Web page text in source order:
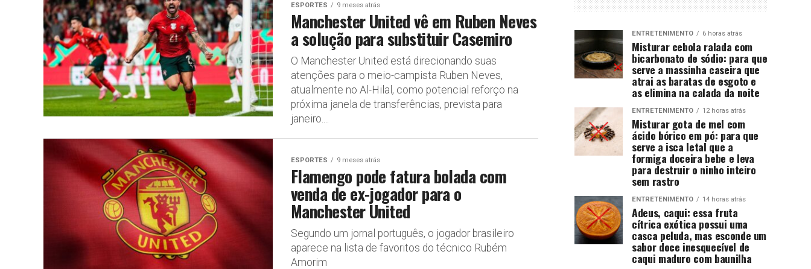
ESPORTES 9 meses atrás
Manchester United vê em Ruben Neves
a solução para substituir Casemiro
O Manchester United está direcionando suas
atenções para o meio-campista Ruben Neves,
atualmente no Al-Hilal, como potencial reforço na
próxima janela de transferências, prevista para
janeiro....
ESPORTES 9 meses atrás
Flamengo pode fatura bolada com
venda de ex-jogador para o
Manchester United
Segundo um jornal português, o jogador brasileiro
aparece na lista de favoritos do técnico Rubém
Amorim
ENTRETENIMENTO 6 horas atrás
Misturar cebola ralada com
bicarbonato de sódio: para que
serve a massinha caseira que
atrai as baratas de esgoto e
as elimina na calada da noite
ENTRETENIMENTO 12 horas atrás
Misturar gota de mel com
ácido bórico em pó: para que
serve a isca letal que a
formiga doceira bebe e leva
para destruir o ninho inteiro
sem rastro
ENTRETENIMENTO 14 horas atrás
Adeus, caqui: essa fruta
cítrica exótica possui uma
casca peluda, mas esconde um
sabor doce inesquecível de
caqui maduro com baunilha